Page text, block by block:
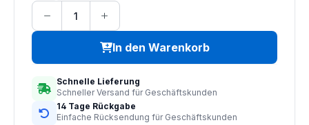
In den Warenkorb
Schnelle Lieferung
Schneller Versand für Geschäftskunden
14 Tage Rückgabe
Einfache Rücksendung für Geschäftskunden